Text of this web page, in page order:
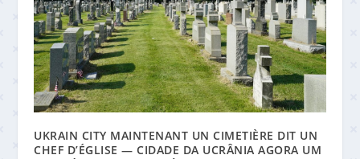
UKRAIN CITY MAINTENANT UN CIMETIÈRE DIT UN
CHEF D’ÉGLISE — CIDADE DA UCRÂNIA AGORA UM